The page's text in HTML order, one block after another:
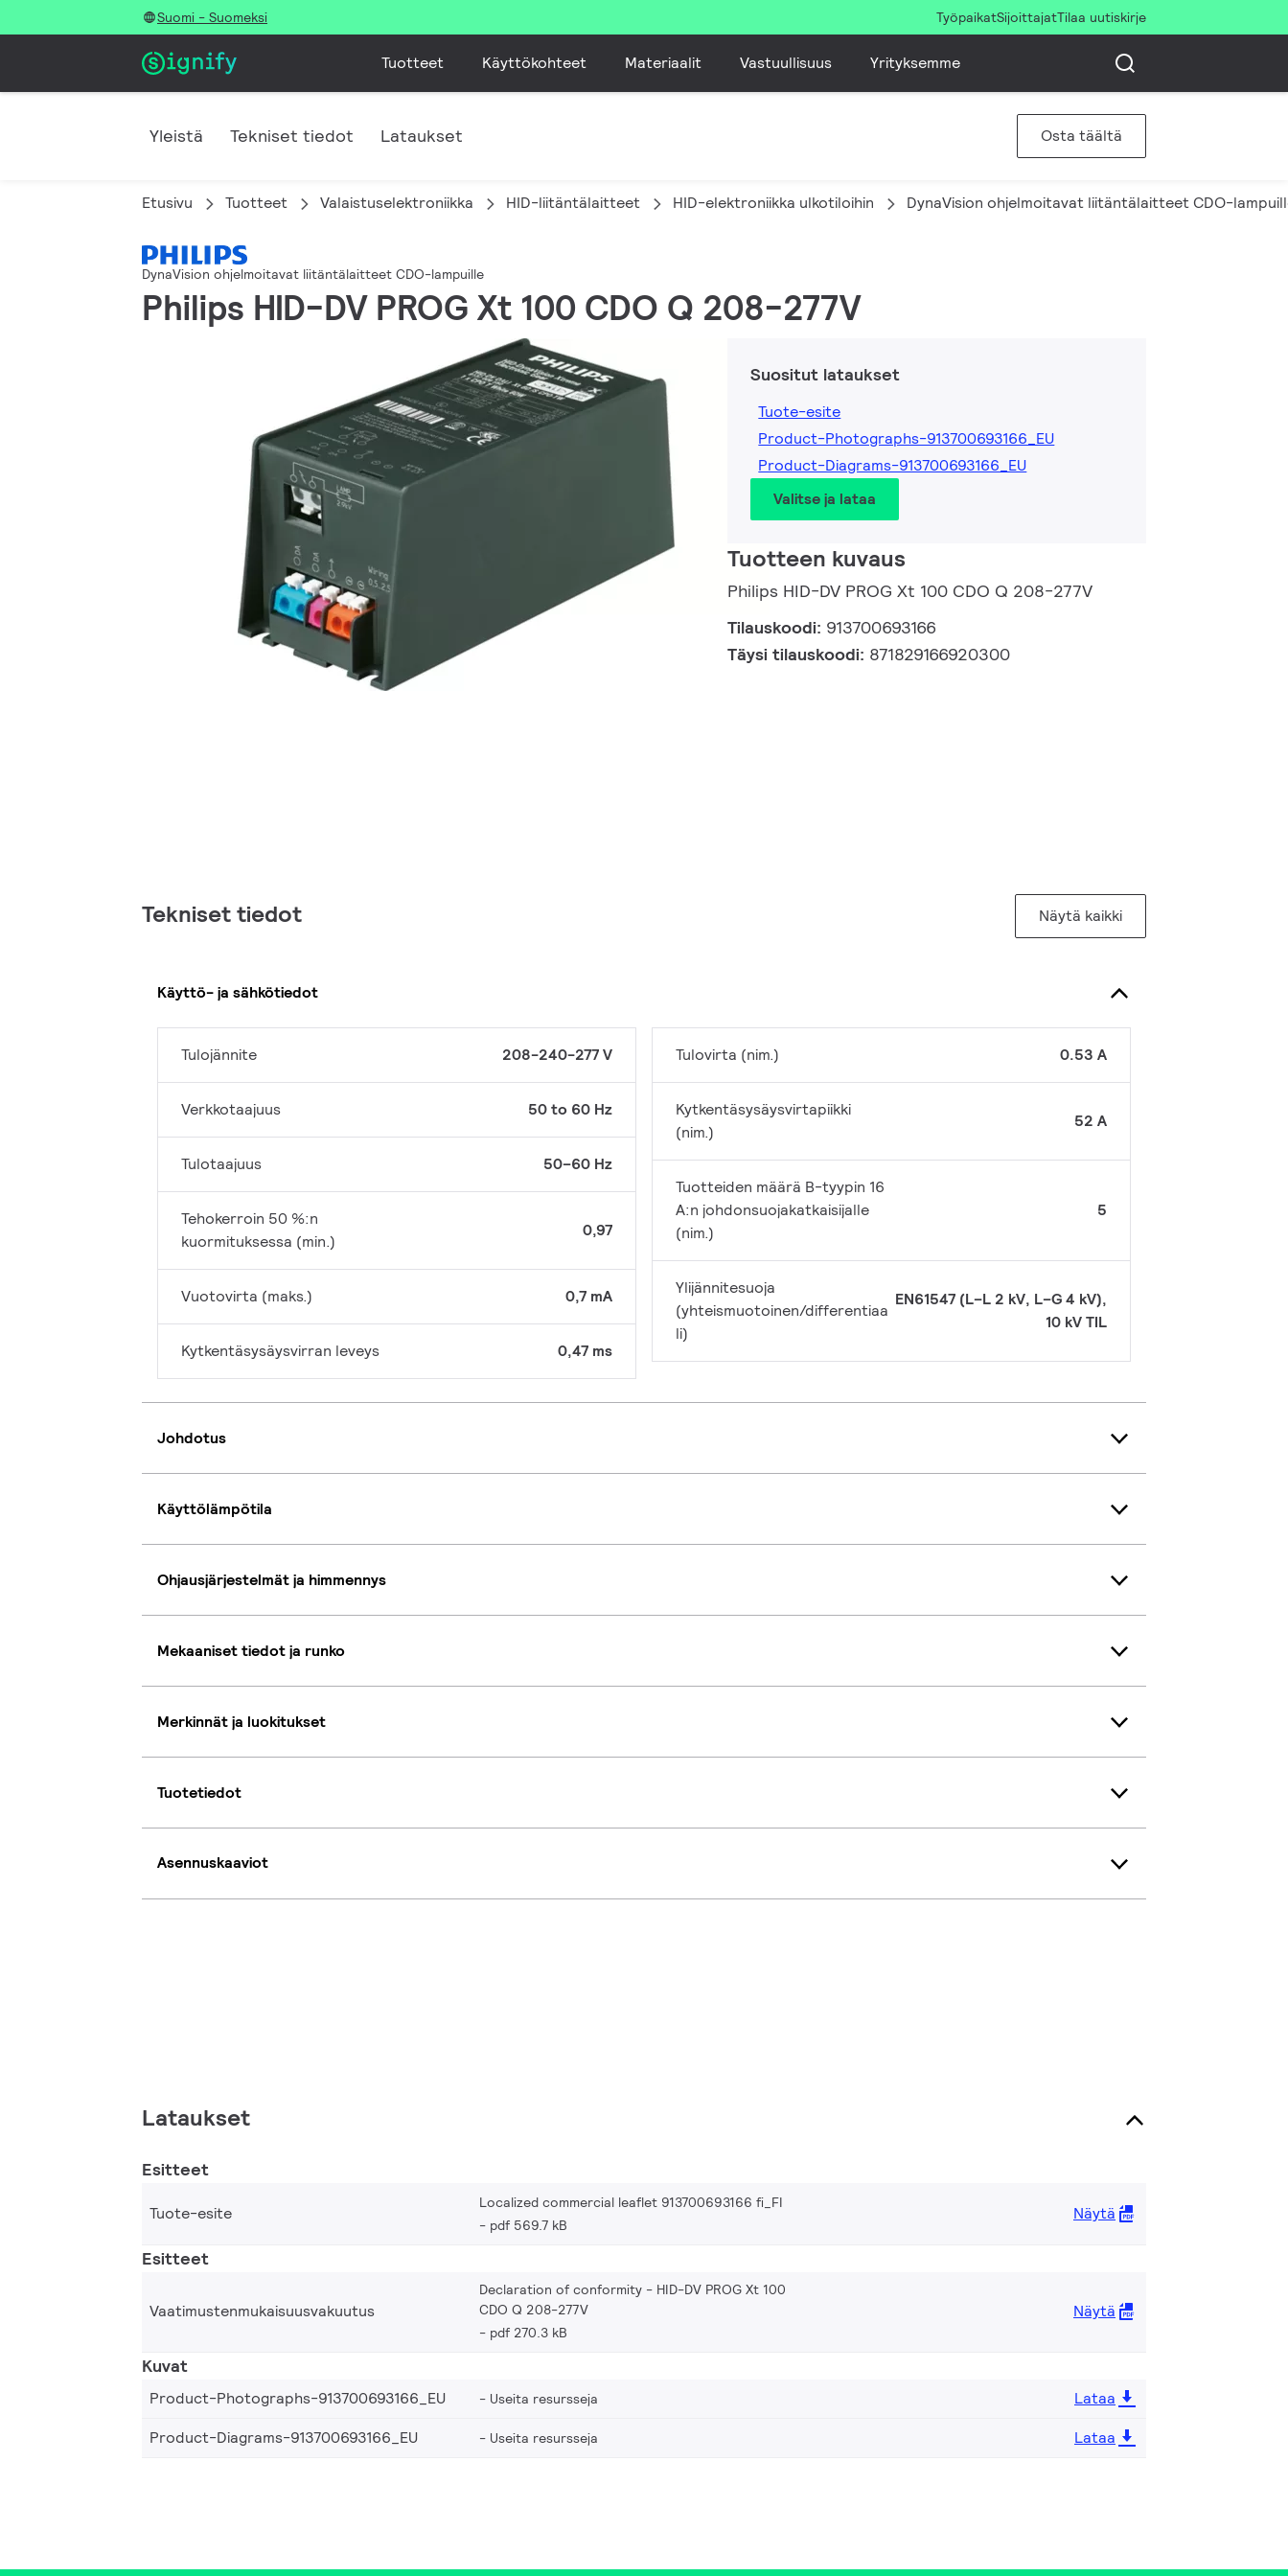
Suomi - Suomeksi TyöpaikatSijoittajatTilaa uutiskirje
Tuotteet Käyttökohteet Materiaalit Vastuullisuus Yrityksemme
Yleistä Tekniset tiedot Lataukset Osta täältä
Etusivu Tuotteet Valaistuselektroniikka HID-liitäntälaitteet HID-elektroniikka ulkotiloihin DynaVision ohjelmoitavat liitäntälaitteet CDO-
DynaVision ohjelmoitavat liitäntälaitteet CDO-lampuille
Philips HID-DV PROG Xt 100 CDO Q 208-277V
Suositut lataukset
Tuote-esite
Product-Photographs-913700693166_EU
Product-Diagrams-913700693166_EU
Valitse ja lataa
Tuotteen kuvaus
Philips HID-DV PROG Xt 100 CDO Q 208-277V
Tilauskoodi: 913700693166
Täysi tilauskoodi: 871829166920300
Tekniset tiedot Näytä kaikki
Käyttö- ja sähkötiedot
Tulojännite 208-240-277 V
Verkkotaajuus 50 to 60 Hz
Tulotaajuus 50–60 Hz
Tehokerroin 50 %:n
kuormituksessa (min.)
0,97
Vuotovirta (maks.) 0,7 mA
Kytkentäsysäysvirran leveys 0,47 ms
Tulovirta (nim.) 0.53 A
Kytkentäsysäysvirtapiikki
(nim.)
52 A
Tuotteiden määrä B-tyypin 16
A:n johdonsuojakatkaisijalle
(nim.)
5
Ylijännitesuoja
(yhteismuotoinen/differentiaa
li)
EN61547 (L–L 2 kV, L–G 4 kV),
10 kV TIL
Johdotus
Käyttölämpötila
Ohjausjärjestelmät ja himmennys
Mekaaniset tiedot ja runko
Merkinnät ja luokitukset
Tuotetiedot
Asennuskaaviot
Lataukset
Esitteet
Tuote-esite
Localized commercial leaflet 913700693166 fi_FI
pdf 569.7 kB
Näytä
Esitteet
Vaatimustenmukaisuusvakuutus
Declaration of conformity - HID-DV PROG Xt 100
CDO Q 208-277V
pdf 270.3 kB
Näytä
Kuvat
Product-Photographs-913700693166_EU Useita resursseja
Lataa
Product-Diagrams-913700693166_EU
Useita resursseja Lataa